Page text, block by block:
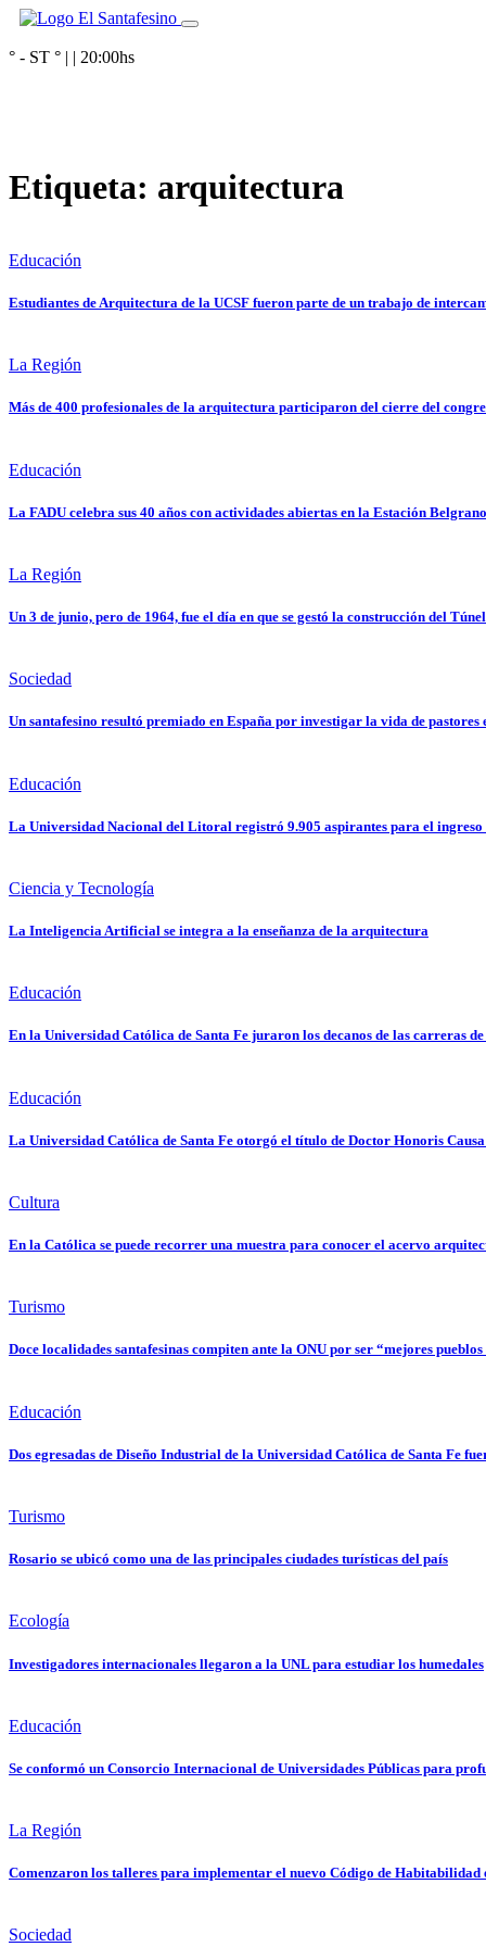
° - ST ° | | 20:00hs
Etiqueta: arquitectura
Educación
Estudiantes de Arquitectura de la UCSF fueron parte de un trabajo de
La Región
Más de 400 profesionales de la arquitectura participaron del cierre del
Educación
La FADU celebra sus 40 años con actividades abiertas en la Estación Belgrano
La Región
Un 3 de junio, pero de 1964, fue el día en que se gestó la construcción del
Sociedad
Un santafesino resultó premiado en España por investigar la vida de pastores
Educación
La Universidad Nacional del Litoral registró 9.905 aspirantes para el ingreso
Ciencia y Tecnología
La Inteligencia Artificial se integra a la enseñanza de la arquitectura
Educación
En la Universidad Católica de Santa Fe juraron los decanos de las carreras
Educación
La Universidad Católica de Santa Fe otorgó el título de Doctor Honoris
Cultura
En la Católica se puede recorrer una muestra para conocer el acervo
Turismo
Doce localidades santafesinas compiten ante la ONU por ser “mejores
Educación
Dos egresadas de Diseño Industrial de la Universidad Católica de Santa Fe
Turismo
Rosario se ubicó como una de las principales ciudades turísticas del país
Ecología
Investigadores internacionales llegaron a la UNL para estudiar los humedales
Educación
Se conformó un Consorcio Internacional de Universidades Públicas para
La Región
Comenzaron los talleres para implementar el nuevo Código de Habitabilidad
Sociedad